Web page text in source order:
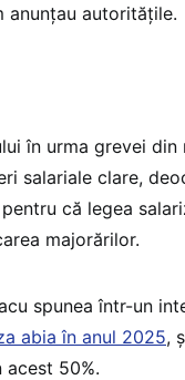
anunțau autoritățile.
în urma grevei
salariale clare,
că legea
majorărilor.
spunea într-un
abia în anul 2025,
50%.